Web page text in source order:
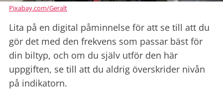
Pixabay.com/Geralt
Lita på en digital påminnelse för att se till att du
gör det med den frekvens som passar bäst för
din biltyp, och om du själv utför den här
uppgiften, se till att du aldrig överskrider nivån
på indikatorn.